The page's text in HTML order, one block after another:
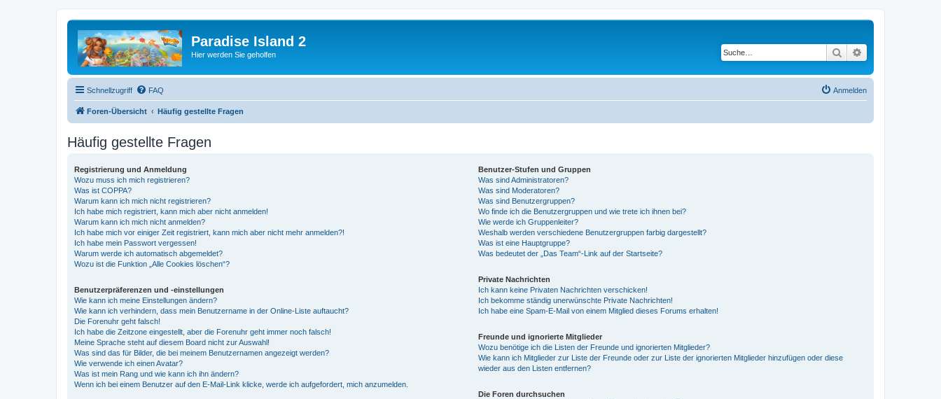
Paradise Island 2
Hier werden Sie geholfen Suche
Schnellzugriff FAQ Anmelden
Foren-Übersicht Häufig gestellte Fragen
Häufig gestellte Fragen
Registrierung und Anmeldung
Wozu muss ich mich registrieren?
Was ist COPPA?
Warum kann ich mich nicht registrieren?
Ich habe mich registriert, kann mich aber nicht anmelden!
Warum kann ich mich nicht anmelden?
Ich habe mich vor einiger Zeit registriert, kann mich aber nicht mehr anmelden?!
Ich habe mein Passwort vergessen!
Warum werde ich automatisch abgemeldet?
Wozu ist die Funktion „Alle Cookies löschen“?
Benutzerpräferenzen und -einstellungen
Wie kann ich meine Einstellungen ändern?
Wie kann ich verhindern, dass mein Benutzername in der Online-Liste auftaucht?
Die Forenuhr geht falsch!
Ich habe die Zeitzone eingestellt, aber die Forenuhr geht immer noch falsch!
Meine Sprache steht auf diesem Board nicht zur Auswahl!
Was sind das für Bilder, die bei meinem Benutzernamen angezeigt werden?
Wie verwende ich einen Avatar?
Was ist mein Rang und wie kann ich ihn ändern?
Wenn ich bei einem Benutzer auf den E-Mail-Link klicke, werde ich aufgefordert, mich anzumelden.
Benutzer-Stufen und Gruppen
Was sind Administratoren?
Was sind Moderatoren?
Was sind Benutzergruppen?
Wo finde ich die Benutzergruppen und wie trete ich ihnen bei?
Wie werde ich Gruppenleiter?
Weshalb werden verschiedene Benutzergruppen farbig dargestellt?
Was ist eine Hauptgruppe?
Was bedeutet der „Das Team“-Link auf der Startseite?
Private Nachrichten
Ich kann keine Privaten Nachrichten verschicken!
Ich bekomme ständig unerwünschte Private Nachrichten!
Ich habe eine Spam-E-Mail von einem Mitglied dieses Forums erhalten!
Freunde und ignorierte Mitglieder
Wozu benötige ich die Listen der Freunde und ignorierten Mitglieder?
Wie kann ich Mitglieder zur Liste der Freunde oder zur Liste der ignorierten Mitglieder hinzufügen oder diese
wieder aus den Listen entfernen?
Die Foren durchsuchen